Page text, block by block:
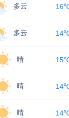
多云
多云
晴
晴
晴